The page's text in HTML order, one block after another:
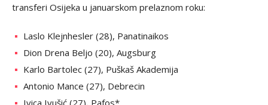
transferi Osijeka u januarskom prelaznom roku:
Laslo Klejnhesler (28), Panatinaikos
Dion Drena Beljo (20), Augsburg
Karlo Bartolec (27), Puškaš Akademija
Antonio Mance (27), Debrecin
Ivica Ivušić (27), Pafos*